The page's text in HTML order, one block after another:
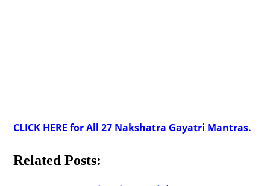
CLICK HERE for All 27 Nakshatra Gayatri Mantras.
Related Posts: